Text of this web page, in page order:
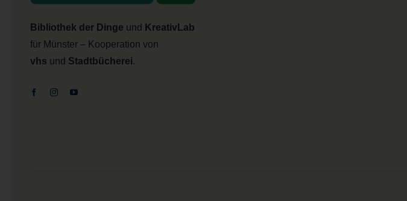
Bibliothek der Dinge und KreativLab
für Münster – Kooperation von
vhs und Stadtbücherei.